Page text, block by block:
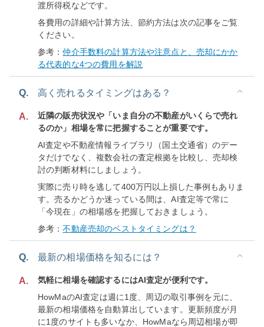
渡所得税などです。
各費用の詳細や計算方法、節約方法は次の記事をご覧
ください。
参考：仲介手数料の計算方法や注意点と、売却にかか
る代表的な4つの費用を解説
Q. 高く売れるタイミングはある？
A.
近隣の販売状況や「いま自分の不動産がいくらで売れ
るのか」相場を常に把握することが重要です。
AI査定や不動産情報ライブラリ（国土交通省）のデー
タだけでなく、複数会社の査定根拠を比較し、売却検
討の判断材料にしましょう。
実際に売り時を逃して400万円以上損した事例もありま
す。売るかどうか迷っている間は、AI査定等で常に
「今現在」の相場感を把握しておきましょう。
参考：不動産売却のベストタイミングは？
Q. 最新の相場価格を知るには？
A.
気軽に相場を確認するにはAI査定が便利です。
HowMaのAI査定は週に1度、周辺の取引事例を元に、
最新の相場価格を自動算出しています。更新頻度が月
に1度のサイトも多いなか、HowMaなら周辺相場が即